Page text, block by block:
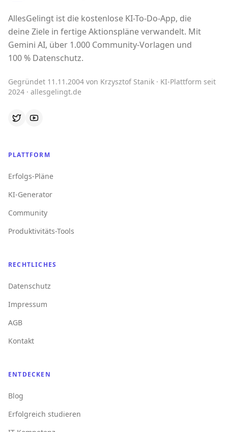
AllesGelingt ist die kostenlose KI-To-Do-App, die
deine Ziele in fertige Aktionspläne verwandelt. Mit
Gemini AI, über 1.000 Community-Vorlagen und
100 % Datenschutz.
Gegründet 11.11.2004 von Krzysztof Stanik · KI-Plattform seit
2024 · allesgelingt.de
PLATTFORM
Erfolgs-Pläne
KI-Generator
Community
Produktivitäts-Tools
RECHTLICHES
Datenschutz
Impressum
AGB
Kontakt
ENTDECKEN
Blog
Erfolgreich studieren